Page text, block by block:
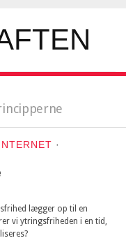
·
lægger op til en
vi ytringsfriheden i en tid,